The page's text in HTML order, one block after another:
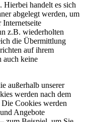
Hierbei handelt es sich
abgelegt werden, um
Internetseite
z.B. wiederholten
die Übermittlung
auf ihrem
auch keine
außerhalb unserer
werden nach dem
Die Cookies werden
Angebote